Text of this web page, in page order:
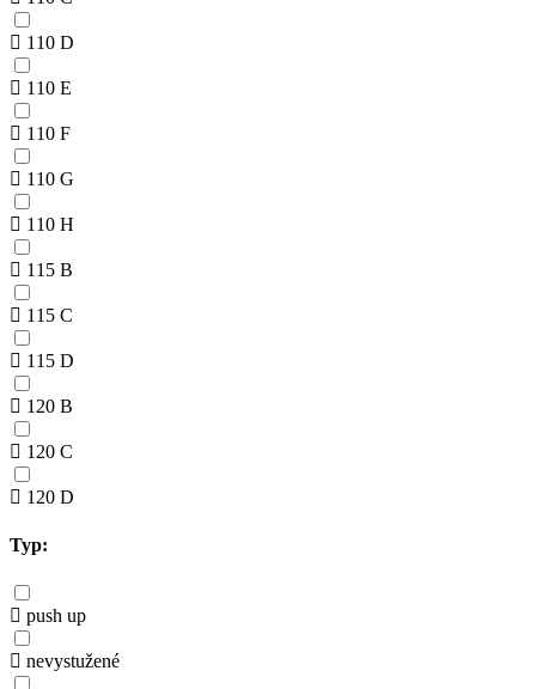
110 D
110 E
110 F
110 G
110 H
115 B
115 C
115 D
120 B
120 C
120 D
Typ:
push up
nevystužené